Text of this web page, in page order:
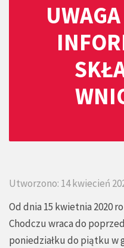
Utworzono: 14 kwiecień
Od dnia 15 kwietnia 2020
Chodczu wraca do
poniedziałku do piątku w